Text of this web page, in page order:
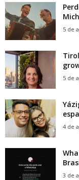
5 de
5 de
4 de
3 de